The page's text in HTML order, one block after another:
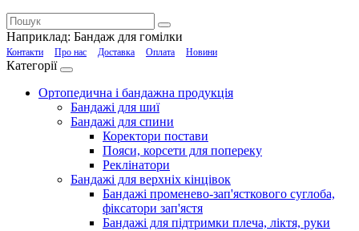
Наприклад: Бандаж для гомілки
Контакти Про нас Доставка Оплата Новини
Категорії
Ортопедична і бандажна продукція
Бандажі для шиї
Бандажі для спини
Коректори постави
Пояси, корсети для попереку
Реклінатори
Бандажі для верхніх кінцівок
Бандажі променево-зап'ясткового суглоба,
фіксатори зап'ястя
Бандажі для підтримки плеча, ліктя, руки